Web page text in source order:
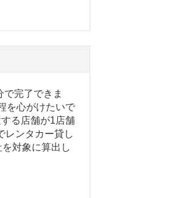
完了できま
を心がけたいで
る店舗が1店舗
レンタカー貸し
対象に算出し